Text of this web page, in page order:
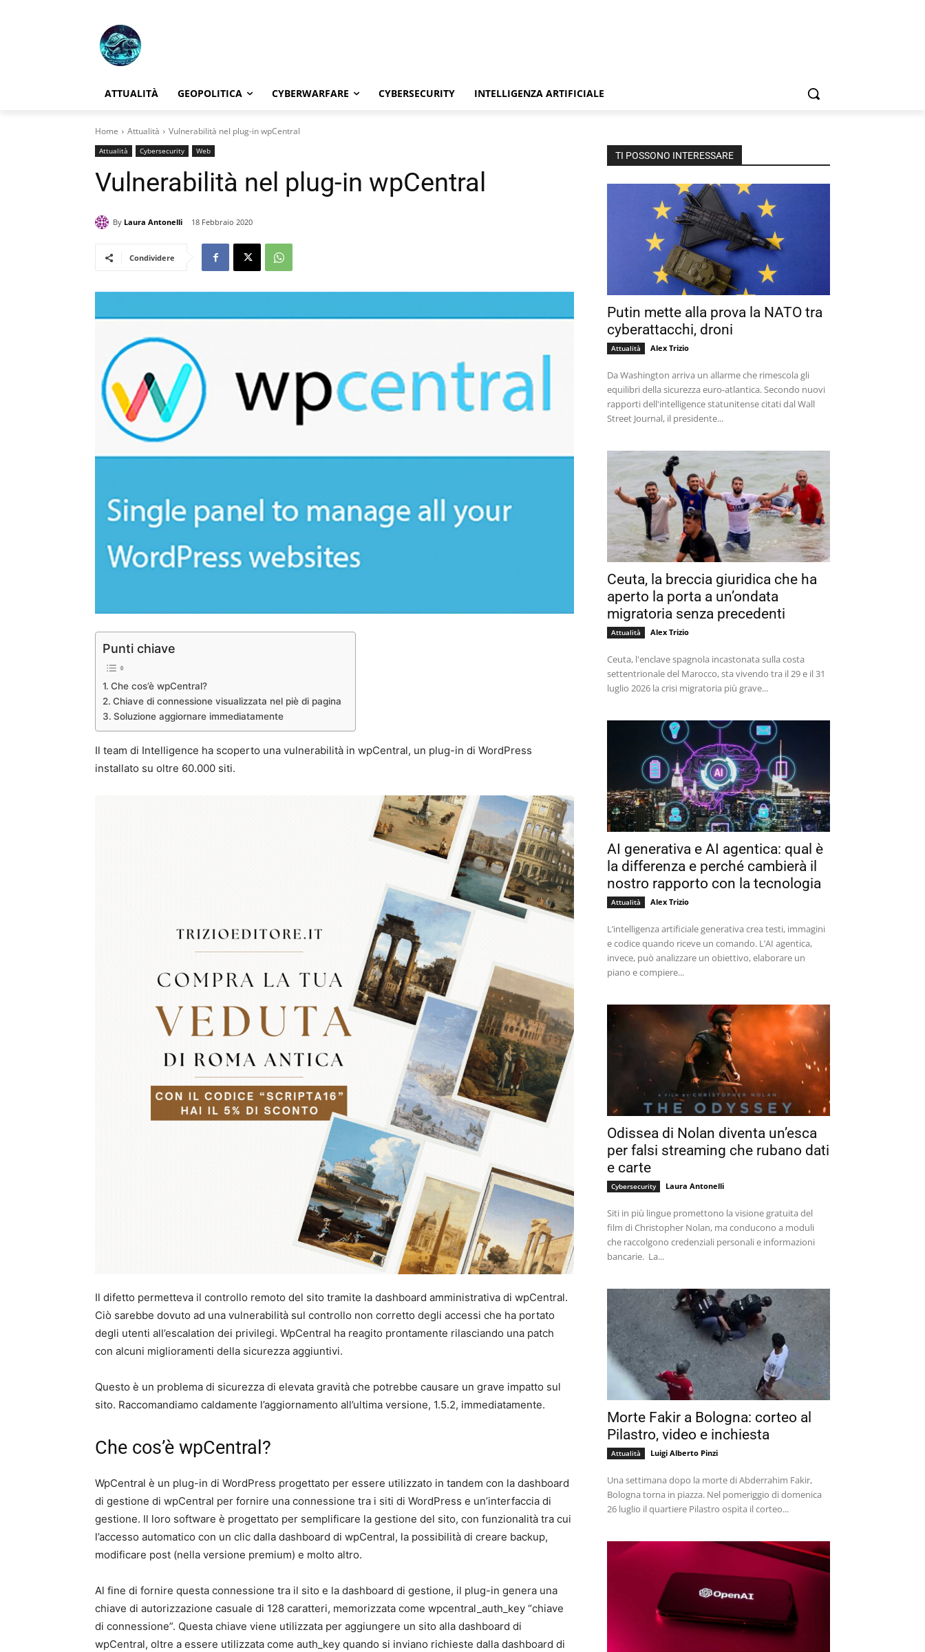
ATTUALITÀ GEOPOLITICA CYBERWARFARE CYBERSECURITY INTELLIGENZA ARTIFICIALE
Home Attualità Vulnerabilità nel plug-in wpCentral
Attualità Cybersecurity Web
Vulnerabilità nel plug-in wpCentral
By Laura Antonelli 18 Febbraio 2020
Condividere
Punti chiave
Che cos’è wpCentral?
Chiave di connessione visualizzata nel piè di pagina
Soluzione aggiornare immediatamente
Il team di Intelligence ha scoperto una vulnerabilità in wpCentral, un plug-in di WordPress
installato su oltre 60.000 siti.
Il difetto permetteva il controllo remoto del sito tramite la dashboard amministrativa di wpCentral.
Ciò sarebbe dovuto ad una vulnerabilità sul controllo non corretto degli accessi che ha portato
degli utenti all’escalation dei privilegi. WpCentral ha reagito prontamente rilasciando una patch
con alcuni miglioramenti della sicurezza aggiuntivi.
Questo è un problema di sicurezza di elevata gravità che potrebbe causare un grave impatto sul
sito. Raccomandiamo caldamente l’aggiornamento all’ultima versione, 1.5.2, immediatamente.
Che cos’è wpCentral?
WpCentral è un plug-in di WordPress progettato per essere utilizzato in tandem con la dashboard
di gestione di wpCentral per fornire una connessione tra i siti di WordPress e un’interfaccia di
gestione. Il loro software è progettato per semplificare la gestione del sito, con funzionalità tra cui
l’accesso automatico con un clic dalla dashboard di wpCentral, la possibilità di creare backup,
modificare post (nella versione premium) e molto altro.
Al fine di fornire questa connessione tra il sito e la dashboard di gestione, il plug-in genera una
chiave di autorizzazione casuale di 128 caratteri, memorizzata come wpcentral_auth_key “chiave
di connessione”. Questa chiave viene utilizzata per aggiungere un sito alla dashboard di
wpCentral, oltre a essere utilizzata come auth_key quando si inviano richieste dalla dashboard di
TI POSSONO INTERESSARE
Putin mette alla prova la NATO tra
cyberattacchi, droni
Attualità Alex Trizio
Da Washington arriva un allarme che rimescola gli
equilibri della sicurezza euro-atlantica. Secondo nuovi
rapporti dell'intelligence statunitense citati dal Wall
Street Journal, il presidente...
Ceuta, la breccia giuridica che ha
aperto la porta a un’ondata
migratoria senza precedenti
Attualità Alex Trizio
Ceuta, l'enclave spagnola incastonata sulla costa
settentrionale del Marocco, sta vivendo tra il 29 e il 31
luglio 2026 la crisi migratoria più grave...
AI generativa e AI agentica: qual è
la differenza e perché cambierà il
nostro rapporto con la tecnologia
Attualità Alex Trizio
L’intelligenza artificiale generativa crea testi, immagini
e codice quando riceve un comando. L’AI agentica,
invece, può analizzare un obiettivo, elaborare un
piano e compiere...
Odissea di Nolan diventa un’esca
per falsi streaming che rubano dati
e carte
Cybersecurity Laura Antonelli
Siti in più lingue promettono la visione gratuita del
film di Christopher Nolan, ma conducono a moduli
che raccolgono credenziali personali e informazioni
bancarie. La...
Morte Fakir a Bologna: corteo al
Pilastro, video e inchiesta
Attualità Luigi Alberto Pinzi
Una settimana dopo la morte di Abderrahim Fakir,
Bologna torna in piazza. Nel pomeriggio di domenica
26 luglio il quartiere Pilastro ospita il corteo...